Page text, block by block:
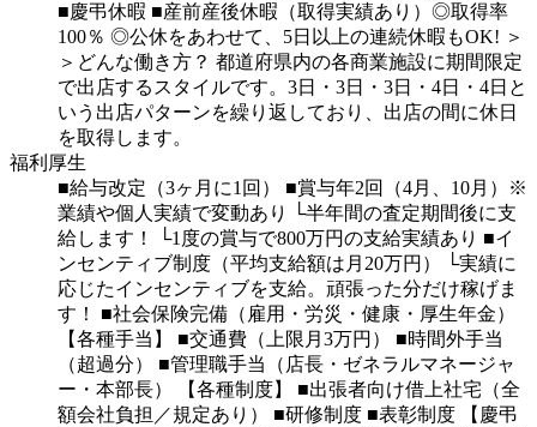
■慶弔休暇 ■産前産後休暇（取得実績あり）◎取得率
100％ ◎公休をあわせて、5日以上の連続休暇もOK! ＞
＞どんな働き方？ 都道府県内の各商業施設に期間限定
で出店するスタイルです。3日・3日・3日・4日・4日と
いう出店パターンを繰り返しており、出店の間に休日
を取得します。
福利厚生
■給与改定（3ヶ月に1回）
■賞与年2回（4月、10月）※
業績や個人実績で変動あり
└半年間の査定期間後に支
給します！
└1度の賞与で800万円の支給実績あり ■イ
ンセンティブ制度（平均支給額は月20万円）
└実績に
応じたインセンティブを支給。頑張った分だけ稼げま
す！
■社会保険完備（雇用・労災・健康・厚生年金）
【各種手当】
■交通費（上限月3万円）
■時間外手当
（超過分）
■管理職手当（店長・ゼネラルマネージャ
ー・本部長）
【各種制度】
■出張者向け借上社宅（全
額会社負担／規定あり）
■研修制度 ■表彰制度
【慶弔